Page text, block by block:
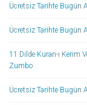
Ücretsiz Tarihte Bugün
Ücretsiz Tarihte Bugün
11 Dilde Kuran-ı Kerim
Zumbo
Ücretsiz Tarihte Bugün